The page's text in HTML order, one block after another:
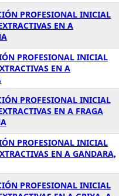
PROFESIONAL INICIAL
EN A
PROFESIONAL INICIAL
EN A
PROFESIONAL INICIAL
EN A FRAGA
PROFESIONAL INICIAL
EN A GANDARA,
PROFESIONAL INICIAL